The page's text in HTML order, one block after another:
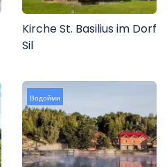
Kirche St. Basilius im Dorf
Sil
Водойми